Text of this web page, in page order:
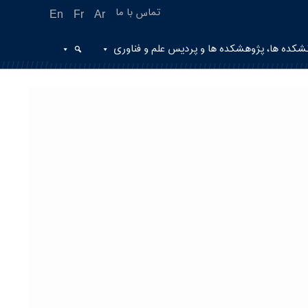
En Fr Ar تماس با ما
ها، پژوهشکده ها و پردیس علم و فناوری